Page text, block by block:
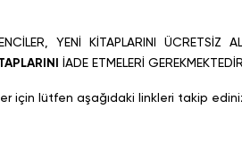
YENİ KİTAPLARINI ÜCRETSİZ
İADE ETMELERİ
için lütfen aşağıdaki linkleri takip